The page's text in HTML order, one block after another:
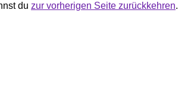
du zur vorherigen Seite zurückkehren.